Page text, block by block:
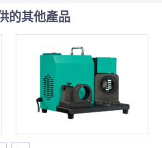
的其他產品